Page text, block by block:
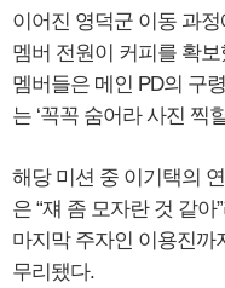
이어진 영덕군 이동 과정
멤버 전원이 커피를 확
멤버들은 메인 PD의 구
는 ‘꼭꼭 숨어라 사진 찍
해당 미션 중 이기택의
은 “쟤 좀 모자란 것 같
마지막 주자인 이용진까
무리됐다.